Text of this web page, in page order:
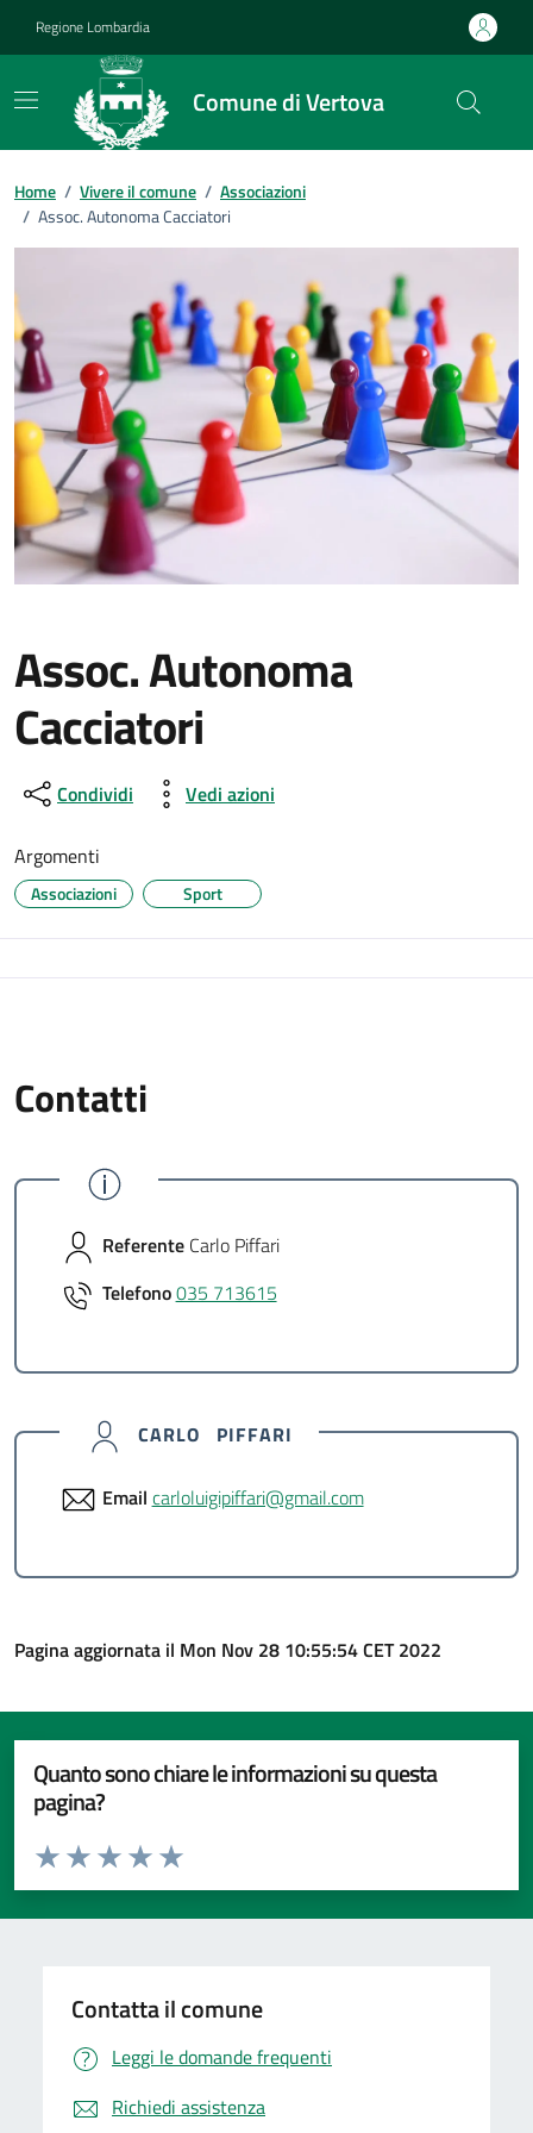
Regione Lombardia
Comune di Vertova
Home / Vivere il comune / Associazioni
/ Assoc. Autonoma Cacciatori
Assoc. Autonoma
Cacciatori
Condividi Vedi azioni
Argomenti
Associazioni Sport
Contatti
ReferenteCarlo Piffari
Telefono035 713615
CARLO PIFFARI
Email carloluigipiffari@gmail.com
Pagina aggiornata il Mon Nov 28 10:55:54 CET 2022
Quanto sono chiare le informazioni su questa
pagina?
Valuta da 1 a 5 stelle la pagina
Valuta 5 stelle su 5
Valuta 4 stelle su 5
Valuta 3 stelle su 5
Valuta 2 stelle su 5
Valuta 1 stelle su 5
Contatta il comune
Leggi le domande frequenti
Richiedi assistenza